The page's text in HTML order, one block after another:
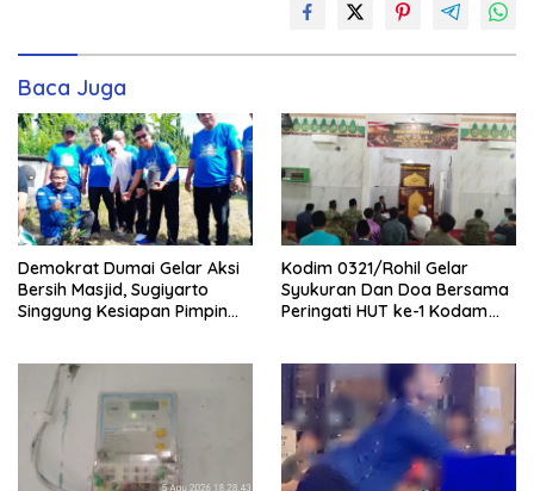
Baca Juga
Demokrat Dumai Gelar Aksi
Bersih Masjid, Sugiyarto
Singgung Kesiapan Pimpin
Kodim 0321/Rohil Gelar
Syukuran Dan Doa Bersama
Peringati HUT ke-1 Kodam